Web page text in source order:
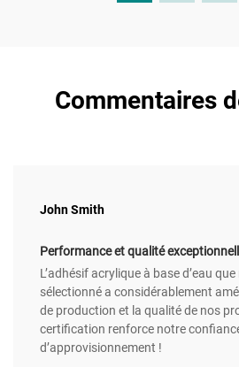
Commentaires
John Smith
Performance et qualité
L’adhésif acrylique à base d’eau
sélectionné a considérablement
de production et la qualité de nos
certification renforce notre
d’approvisionnement !